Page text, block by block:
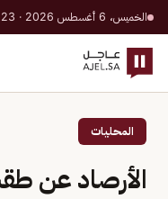
الخميس، 6 أغسطس 2026 · 23 صفر 1448 هـ
المحليات
الأرصاد عن